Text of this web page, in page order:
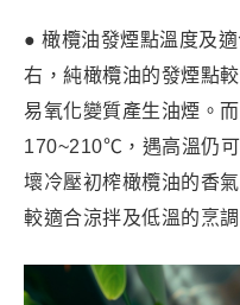
● 橄欖油發煙點溫度及
右，純橄欖油的發煙點
易氧化變質產生油煙。
170~210℃，遇高溫仍
壞冷壓初榨橄欖油的香
較適合涼拌及低溫的烹調